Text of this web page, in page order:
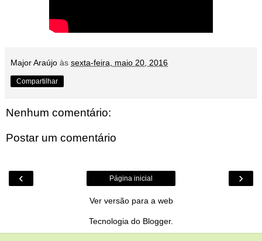
Major Araújo às sexta-feira, maio 20, 2016
Compartilhar
Nenhum comentário:
Postar um comentário
‹ ›
Página inicial
Ver versão para a web
Tecnologia do Blogger.